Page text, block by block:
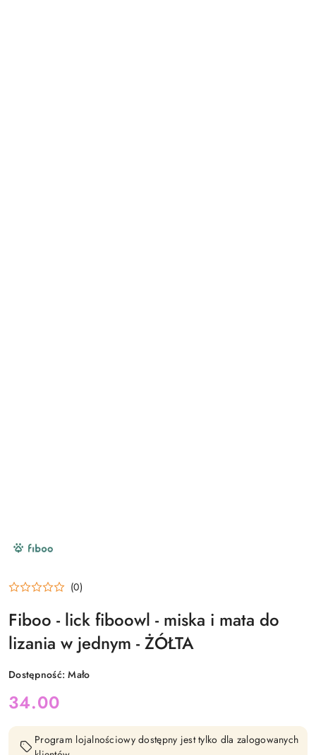
FIBOO
(0)
Fiboo - lick fiboowl - miska i mata do
lizania w jednym - ŻÓŁTA
Dostępność:Mało
cena:
34.00
Program lojalnościowy dostępny jest tylko dla zalogowanych